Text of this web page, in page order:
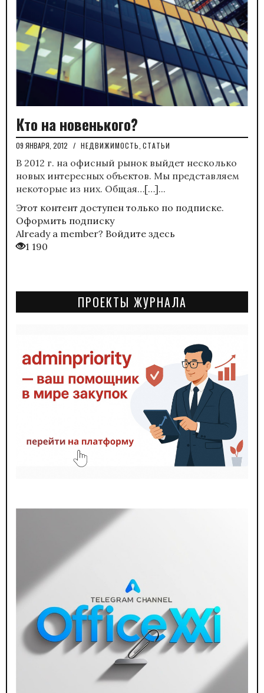
Кто на новенького?
09 ЯНВАРЯ, 2012 / НЕДВИЖИМОСТЬ СТАТЬИ
В 2012 г. на офисный рынок выйдет несколько
новых интересных объектов. Мы представляем
некоторые из них. Общая…[…]...
Этот контент доступен только по подписке.
Оформить подписку
Already a member? Войдите здесь
1 190
ПРОЕКТЫ ЖУРНАЛА